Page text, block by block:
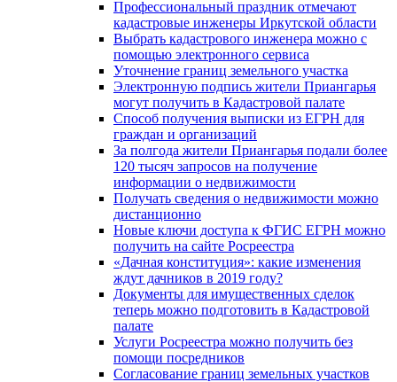
Профессиональный праздник отмечают
кадастровые инженеры Иркутской области
Выбрать кадастрового инженера можно с
помощью электронного сервиса
Уточнение границ земельного участка
Электронную подпись жители Приангарья
могут получить в Кадастровой палате
Способ получения выписки из ЕГРН для
граждан и организаций
За полгода жители Приангарья подали более
120 тысяч запросов на получение
информации о недвижимости
Получать сведения о недвижимости можно
дистанционно
Новые ключи доступа к ФГИС ЕГРН можно
получить на сайте Росреестра
«Дачная конституция»: какие изменения
ждут дачников в 2019 году?
Документы для имущественных сделок
теперь можно подготовить в Кадастровой
палате
Услуги Росреестра можно получить без
помощи посредников
Согласование границ земельных участков